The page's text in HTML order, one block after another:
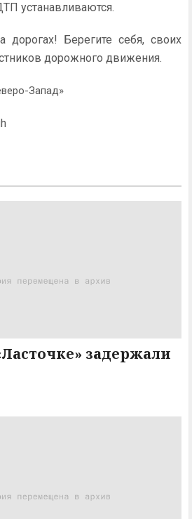
устанавливаются.
дорогах! Берегите себя, своих
дорожного движения.
Запад»
задержали